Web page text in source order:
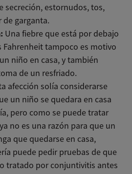
secreción, estornudos, tos,
de garganta.
Una fiebre que está por debajo
Fahrenheit tampoco es motivo
niño en casa, y también
de un resfriado.
afección solía considerarse
un niño se quedara en casa
pero como se puede tratar
no es una razón para que un
que quedarse en casa,
puede pedir pruebas de que
tratado por conjuntivitis antes